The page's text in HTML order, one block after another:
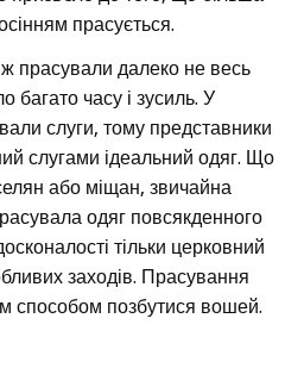
прасується.
прасували далеко не весь
багато часу і зусиль. У
слуги, тому представники
слугами ідеальний одяг. Що
або міщан, звичайна
одяг повсякденного
тільки церковний
заходів. Прасування
способом позбутися вошей.